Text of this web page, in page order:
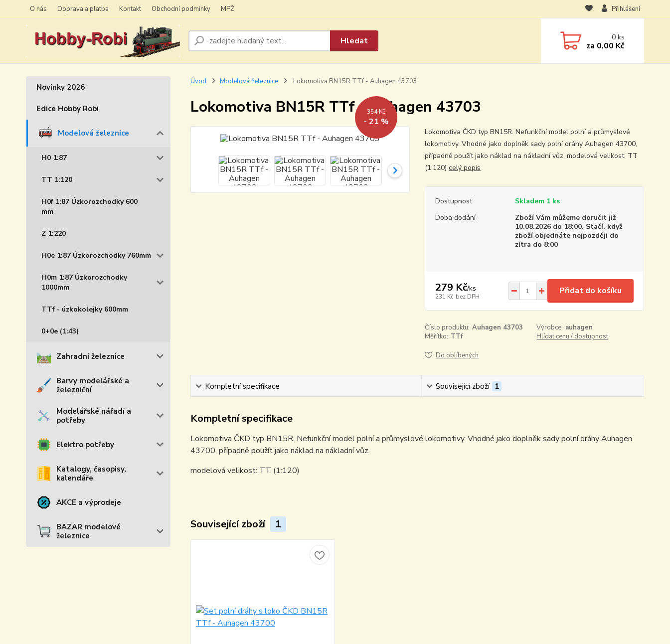
O nás Doprava a platba Kontakt Obchodní podmínky MPŽ Přihlášení
Hledat 0ks
za 0,00 Kč
Novinky 2026
Edice Hobby Robi
Modelová železnice
H0 1:87
TT 1:120
H0f 1:87 Úzkorozchodky 600
mm
Z 1:220
H0e 1:87 Úzkorozchodky 760mm
H0m 1:87 Úzkorozchodky
1000mm
TTf - úzkokolejky 600mm
0+0e (1:43)
Zahradní železnice
Barvy modelářské a
železniční
Modelářské nářadí a
potřeby
Elektro potřeby
Katalogy, časopisy,
kalendáře
AKCE a výprodeje
BAZAR modelové
železnice
Úvod Modelová železnice Lokomotiva BN15R TTf - Auhagen 43703
Lokomotiva BN15R TTf - Auhagen 43703
354 Kč
- 21 %
Lokomotiva ČKD typ BN15R. Nefunkční model polní a průmyslové
lokomotivy. Vhodné jako doplněk sady polní dráhy Auhagen 43700,
případně použít jako náklad na nákladní vůz. modelová velikost: TT
(1:120) celý popis
Dostupnost
Skladem 1 ks
Doba dodání
Zboží Vám můžeme doručit již
10.08.2026 do 18:00. Stačí, když
zboží objednáte nejpozději do
zítra do 8:00
279 Kč/ks
231 Kč bez DPH
Přidat do košíku
Číslo produktu: Auhagen 43703 Výrobce: auhagen
Měřítko: TTf Hlídat cenu / dostupnost
Do oblíbených
Kompletní specifikace Související zboží 1
Kompletní specifikace
Lokomotiva ČKD typ BN15R. Nefunkční model polní a průmyslové lokomotivy. Vhodné jako doplněk sady polní dráhy Auhagen
43700, případně použít jako náklad na nákladní vůz.
modelová velikost: TT (1:120)
Související zboží 1